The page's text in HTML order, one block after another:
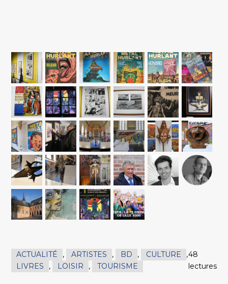
ACTUALITÉ , ARTISTES , BD , CULTURE
,
LIVRES
, LOISIR , TOURISME
48
lectures